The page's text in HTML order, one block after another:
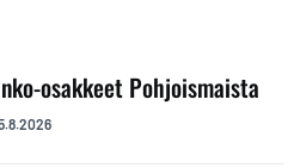
osakkeet Pohjoismaista